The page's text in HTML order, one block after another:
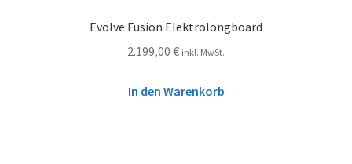
Evolve Fusion Elektrolongboard
2.199,00 € inkl. MwSt.
In den Warenkorb